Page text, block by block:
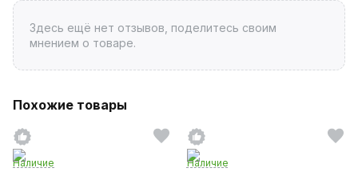
Здесь ещё нет отзывов, поделитесь своим
мнением о товаре.
Похожие товары
Наличие
Наличие